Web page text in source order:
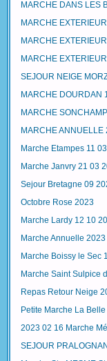
MARCHE DANS LES
MARCHE
MARCHE
MARCHE
SEJOUR NEIGE
MARCHE DOURDAN
MARCHE SONCHAMP
MARCHE
Marche Etampes 11
Marche Janvry 21 03
Sejour Bretagne 09
Octobre Rose 2023
Marche Lardy 12 10
Marche Annuelle
Marche Boissy le Sec
Marche Saint Sulpice
Repas Retour Neige
Petite Marche La Belle
2023 02 16 Marche
SEJOUR